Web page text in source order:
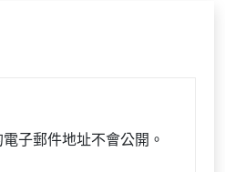
子郵件地址不會公開。